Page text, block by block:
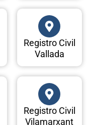
Registro Civil
Vallada
Registro Civil
Vilamarxant